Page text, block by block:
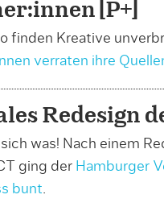
[P+]
finden Kreative
verraten ihre
Redesign
was! Nach einem
ging der Hamburger
bunt.